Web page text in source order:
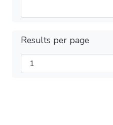
Results per page